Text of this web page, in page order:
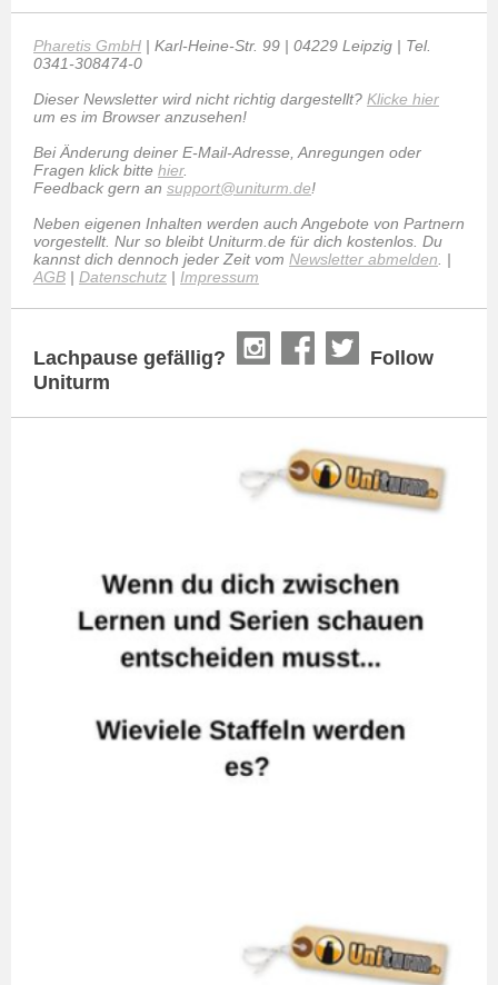
Pharetis GmbH | Karl-Heine-Str. 99 | 04229 Leipzig | Tel.
0341-308474-0
Dieser Newsletter wird nicht richtig dargestellt? Klicke hier
um es im Browser anzusehen!
Bei Änderung deiner E-Mail-Adresse, Anregungen oder
Fragen klick bitte hier.
Feedback gern an support@uniturm.de!
Neben eigenen Inhalten werden auch Angebote von Partnern
vorgestellt. Nur so bleibt Uniturm.de für dich kostenlos. Du
kannst dich dennoch jeder Zeit vom Newsletter abmelden . |
AGB | Datenschutz | Impressum
Lachpause gefällig?
Follow
Uniturm